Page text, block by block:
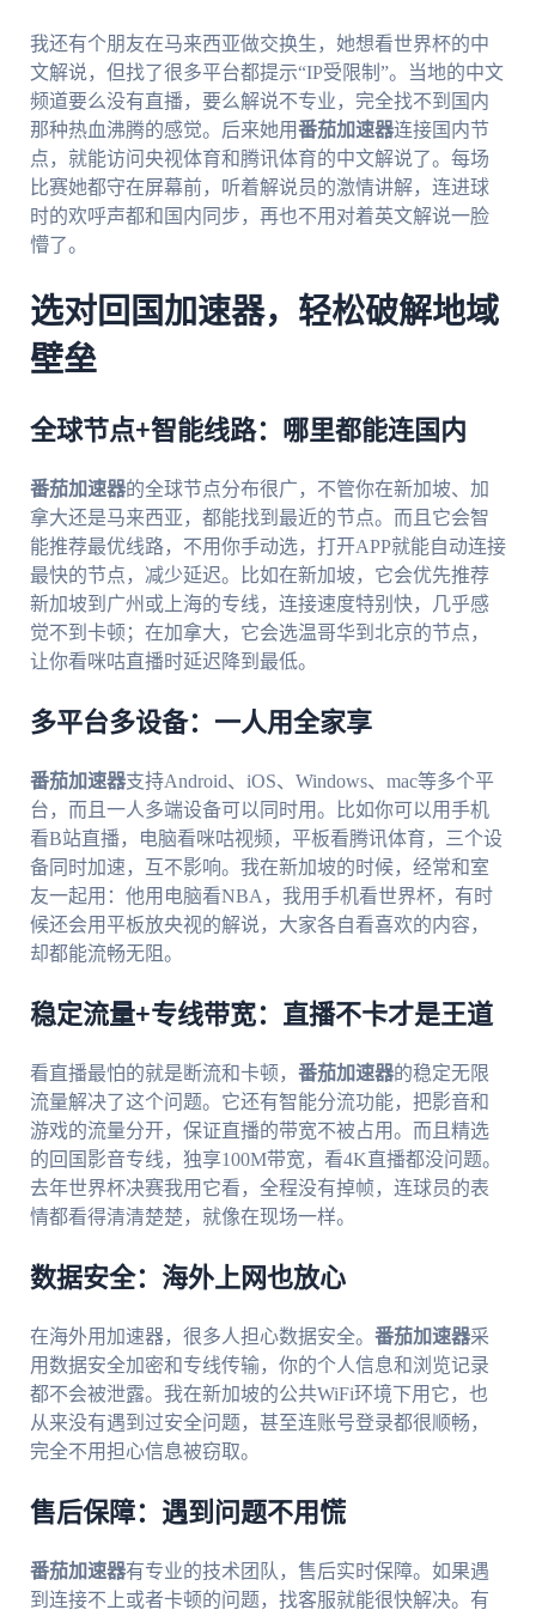
我还有个朋友在马来西亚做交换生，她想看世界杯的中
文解说，但找了很多平台都提示“IP受限制”。当地的中文
频道要么没有直播，要么解说不专业，完全找不到国内
那种热血沸腾的感觉。后来她用番茄加速器连接国内节
点，就能访问央视体育和腾讯体育的中文解说了。每场
比赛她都守在屏幕前，听着解说员的激情讲解，连进球
时的欢呼声都和国内同步，再也不用对着英文解说一脸
懵了。
选对回国加速器，轻松破解地域
壁垒
全球节点+智能线路：哪里都能连国内
番茄加速器的全球节点分布很广，不管你在新加坡、加
拿大还是马来西亚，都能找到最近的节点。而且它会智
能推荐最优线路，不用你手动选，打开APP就能自动连接
最快的节点，减少延迟。比如在新加坡，它会优先推荐
新加坡到广州或上海的专线，连接速度特别快，几乎感
觉不到卡顿；在加拿大，它会选温哥华到北京的节点，
让你看咪咕直播时延迟降到最低。
多平台多设备：一人用全家享
番茄加速器支持Android、iOS、Windows、mac等多个平
台，而且一人多端设备可以同时用。比如你可以用手机
看B站直播，电脑看咪咕视频，平板看腾讯体育，三个设
备同时加速，互不影响。我在新加坡的时候，经常和室
友一起用：他用电脑看NBA，我用手机看世界杯，有时
候还会用平板放央视的解说，大家各自看喜欢的内容，
却都能流畅无阻。
稳定流量+专线带宽：直播不卡才是王道
看直播最怕的就是断流和卡顿， 番茄加速器的稳定无限
流量解决了这个问题。它还有智能分流功能，把影音和
游戏的流量分开，保证直播的带宽不被占用。而且精选
的回国影音专线，独享100M带宽，看4K直播都没问题。
去年世界杯决赛我用它看，全程没有掉帧，连球员的表
情都看得清清楚楚，就像在现场一样。
数据安全：海外上网也放心
在海外用加速器，很多人担心数据安全。 番茄加速器采
用数据安全加密和专线传输，你的个人信息和浏览记录
都不会被泄露。我在新加坡的公共WiFi环境下用它，也
从来没有遇到过安全问题，甚至连账号登录都很顺畅，
完全不用担心信息被窃取。
售后保障：遇到问题不用慌
番茄加速器有专业的技术团队，售后实时保障。如果遇
到连接不上或者卡顿的问题，找客服就能很快解决。有